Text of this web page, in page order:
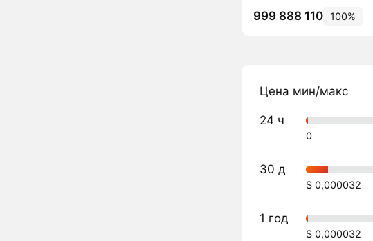
999 888 110
100%
Цена мин/макс
24 ч
0
30 д
$ 0,000032
1 год
$ 0,000032